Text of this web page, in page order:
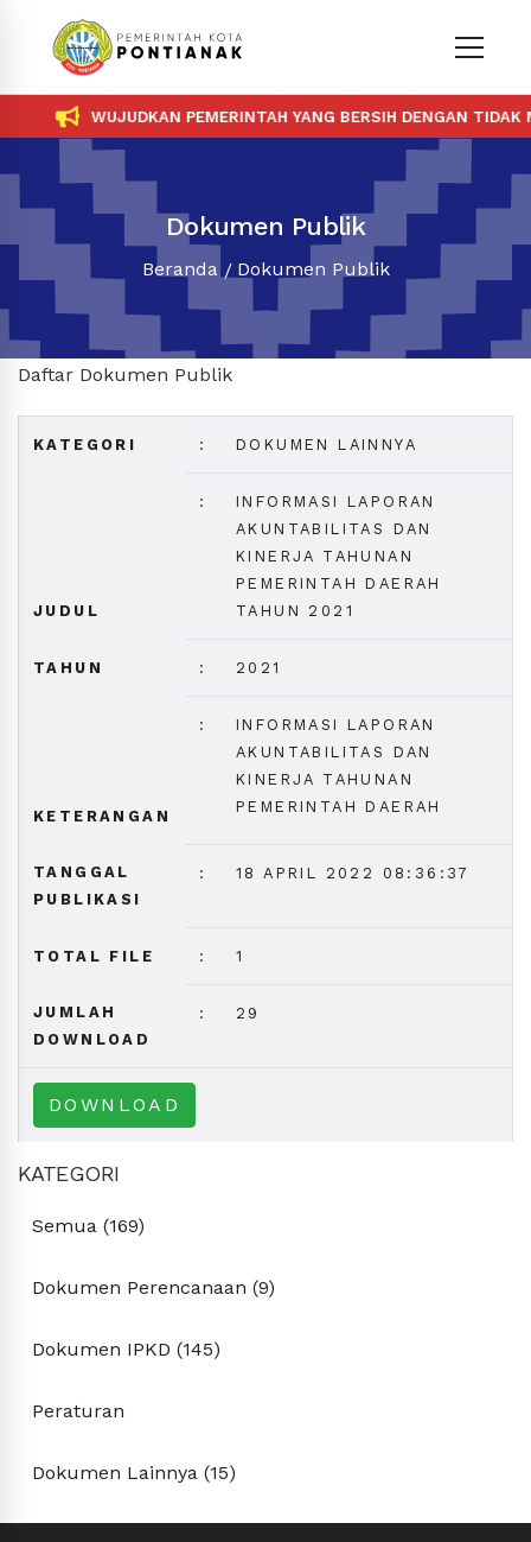
WUJUDKAN PEMERINTAH YANG BERSIH DENGAN TIDAK
Dokumen Publik
Beranda Dokumen Publik
Daftar Dokumen Publik
KATEGORI : DOKUMEN LAINNYA
JUDUL
:
INFORMASI LAPORAN
AKUNTABILITAS DAN
KINERJA TAHUNAN
PEMERINTAH DAERAH
TAHUN 2021
TAHUN : 2021
KETERANGAN
:
INFORMASI LAPORAN
AKUNTABILITAS DAN
KINERJA TAHUNAN
PEMERINTAH DAERAH
TANGGAL
PUBLIKASI
: 18 APRIL 2022 08:36:37
TOTAL FILE : 1
JUMLAH
DOWNLOAD
: 29
DOWNLOAD
KATEGORI
Semua (169)
Dokumen Perencanaan (9)
Dokumen IPKD (145)
Peraturan
Dokumen Lainnya (15)